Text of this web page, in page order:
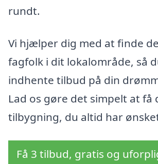
rundt.
Vi hjælper dig med at finde
fagfolk i dit lokalområde, så
indhente tilbud på din
Lad os gøre det simpelt at få
tilbygning, du altid har
Få 3 tilbud, gratis og